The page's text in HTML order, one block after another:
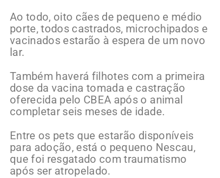
Ao todo, oito cães de pequeno e médio
porte, todos castrados, microchipados e
vacinados estarão à espera de um novo
lar.
Também haverá filhotes com a primeira
dose da vacina tomada e castração
oferecida pelo CBEA após o animal
completar seis meses de idade.
Entre os pets que estarão disponíveis
para adoção, está o pequeno Nescau,
que foi resgatado com traumatismo
após ser atropelado.